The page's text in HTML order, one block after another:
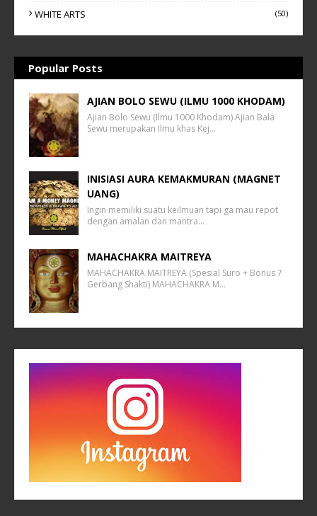
WHITE ARTS (50)
Popular Posts
AJIAN BOLO SEWU (ILMU 1000 KHODAM)
Ajian Bolo Sewu (Ilmu 1000 Khodam) Ajian Bala
Sewu merupakan Ilmu khas Kej…
INISIASI AURA KEMAKMURAN (MAGNET
UANG)
Ingin memiliki suatu keilmuan tapi ga mau repot
dengan amalan dan mantra…
MAHACHAKRA MAITREYA
MAHACHAKRA MAITREYA (Spesial Suro + Bonus 7
Gerbang Shakti) MAHACHAKRA M…